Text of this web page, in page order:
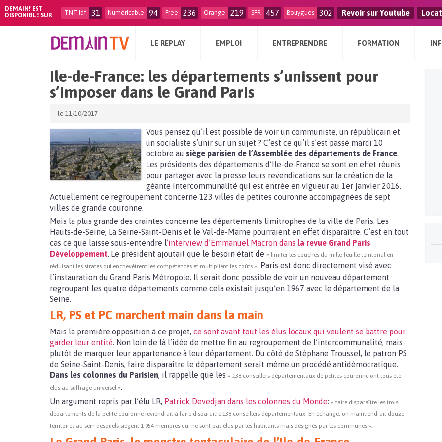
DEMAIN! EST
DISPONIBLE SUR
TNT idf 31 Numéricable 94 Free 236 Orange 219 SFR 457 Bouygues 302 Revoir sur Youtube
LE REPLAY EMPLOI ENTREPRENDRE FORMATION
Ile-de-France: les départements s’unissent pour
s’imposer dans le Grand Paris
le 11/10/2017
Vous pensez qu’il est possible de voir un communiste, un républicain et
un socialiste s’unir sur un sujet ? C’est ce qu’il s’est passé mardi 10
octobre au siège parisien de l’Assemblée des départements de France.
Les présidents des départements d’Ile-de-France se sont en effet réunis
pour partager avec la presse leurs revendications sur la création de la
géante intercommunalité qui est entrée en vigueur au 1er janvier 2016.
Actuellement ce regroupement concerne 123 villes de petites couronne accompagnées de sept
villes de grande couronne.
Mais la plus grande des craintes concerne les départements limitrophes de la ville de Paris. Les
Hauts-de-Seine, La Seine-Saint-Denis et le Val-de-Marne pourraient en effet disparaître. C’est en tout
cas ce que laisse sous-entendre l‘interview d’Emmanuel Macron dans la revue Grand Paris
Développement. Le président ajoutait que le besoin était de « limiter les couches du mille-feuille territorial en
réduisant les strates qui enchevêtrent les compétences et multiplient les coûts ». Paris est donc directement visé avec
l’instauration du Grand Paris Métropole. Il serait donc possible de voir un nouveau département
regroupant les quatre départements comme cela existait jusqu’en 1967 avec le département de la
Seine.
LR, PS et PC marchent main dans la main
Mais la première opposition à ce projet, ce sont avant tout les élus locaux qui veulent se battre pour
garder leur entité. Non loin de là l’idée de mettre fin au regroupement de l’intercommunalité, mais
plutôt de marquer leur appartenance à leur département. Du côté de Stéphane Troussel, le patron PS
de Seine-Saint-Denis, faire disparaître le département serait même un procédé antidémocratique.
Dans les colonnes du Parisien, il rappelle que les « 138 conseillers départementaux de petites couronne ont tous été
élus au suffrage universel ».
Un argument repris par l’élu LR, Patrick Devedjan dans les colonnes du Monde: « faire disparaître les trois
départements de la petite couronne reviendrait à faire disparaître 138 conseillers départementaux. En échange, on maintiendrait douze
territoires au sein desquels siègent 1 054 membres qui ne sont pas élus par les habitants mais désignés par les communes ».